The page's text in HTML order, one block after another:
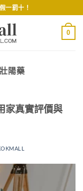
一罰十！
0
陽藥
家真實評價與